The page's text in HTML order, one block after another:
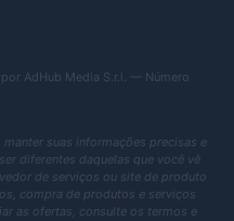
AdHub Media S.r.l. — Número
suas informações precisas e
diferentes daquelas que você vê
de serviços ou site de produto
compra de produtos e serviços
as ofertas, consulte os termos e